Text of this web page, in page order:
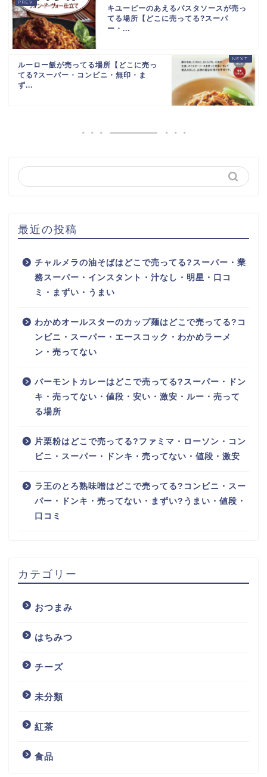
キユーピーのあえるパスタソースが売っ
てる場所【どこに売ってる?スーパ
ー・...
ルーロー飯が売ってる場所【どこに売っ
てる?スーパー・コンビニ・無印・ま
ず...
最近の投稿
チャルメラの油そばはどこで売ってる?スーパー・業
務スーパー・インスタント・汁なし・明星・口コ
ミ・まずい・うまい
わかめオールスターのカップ麺はどこで売ってる?コ
ンビニ・スーパー・エースコック・わかめラーメ
ン・売ってない
バーモントカレーはどこで売ってる?スーパー・ドン
キ・売ってない・値段・安い・激安・ルー・売って
る場所
片栗粉はどこで売ってる?ファミマ・ローソン・コン
ビニ・スーパー・ドンキ・売ってない・値段・激安
ラ王のとろ熟味噌はどこで売ってる?コンビニ・スー
パー・ドンキ・売ってない・まずい?うまい・値段・
口コミ
カテゴリー
おつまみ
はちみつ
チーズ
未分類
紅茶
食品